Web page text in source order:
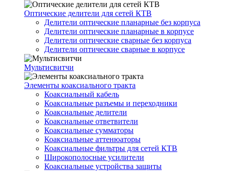
Оптические делители для сетей КТВ
Делители оптические планарные без корпуса
Делители оптические планарные в корпусе
Делители оптические сварные без корпуса
Делители оптические сварные в корпусе
Мультисвитчи
Элементы коаксиального тракта
Коаксиальный кабель
Коаксиальные разъемы и переходники
Коаксиальные делители
Коаксиальные ответвители
Коаксиальные сумматоры
Коаксиальные аттенюаторы
Коаксиальные фильтры для сетей КТВ
Широкополосные усилители
Коаксиальные устройства защиты